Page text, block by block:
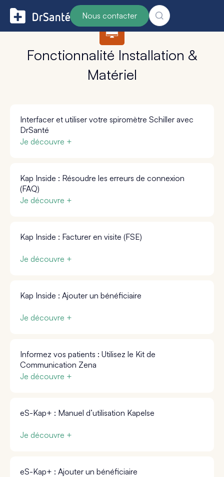
Nous contacter
Fonctionnalité Installation &
Matériel
Interfacer et utiliser votre spiromètre Schiller avec
DrSanté
Je découvre +
Kap Inside : Résoudre les erreurs de connexion
(FAQ)
Je découvre +
Kap Inside : Facturer en visite (FSE)
Je découvre +
Kap Inside : Ajouter un bénéficiaire
Je découvre +
Informez vos patients : Utilisez le Kit de
Communication Zena
Je découvre +
eS-Kap+ : Manuel d’utilisation Kapelse
Je découvre +
eS-Kap+ : Ajouter un bénéficiaire